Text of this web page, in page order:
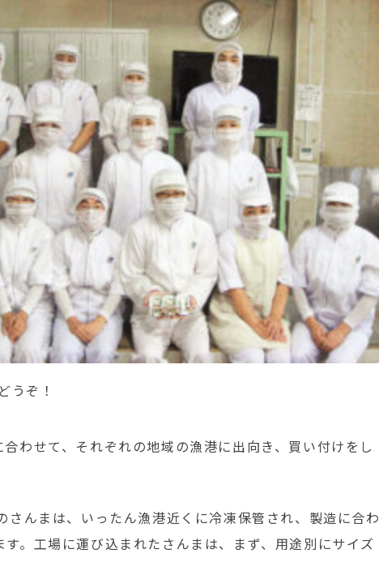
うぞ！
わせて、それぞれの地域の漁港に出向き、買い付けをし
んまは、いったん漁港近くに冷凍保管され、製造に合わ
。工場に運び込まれたさんまは、まず、用途別にサイズ